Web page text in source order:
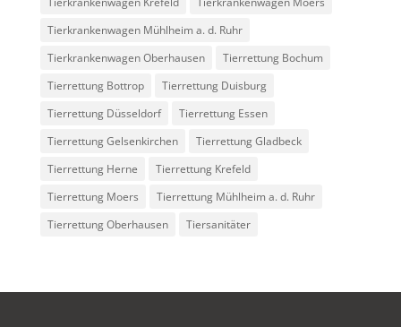
Tierkrankenwagen Mühlheim a. d. Ruhr
Tierkrankenwagen Oberhausen
Tierrettung Bochum
Tierrettung Bottrop
Tierrettung Duisburg
Tierrettung Düsseldorf
Tierrettung Essen
Tierrettung Gelsenkirchen
Tierrettung Gladbeck
Tierrettung Herne
Tierrettung Krefeld
Tierrettung Moers
Tierrettung Mühlheim a. d. Ruhr
Tierrettung Oberhausen
Tiersanitäter